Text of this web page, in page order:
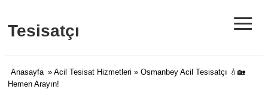
Tesisatçı ≡
Anasayfa » Acil Tesisat Hizmetleri » Osmanbey Acil Tesisatçı 💧🏡
Hemen Arayın!